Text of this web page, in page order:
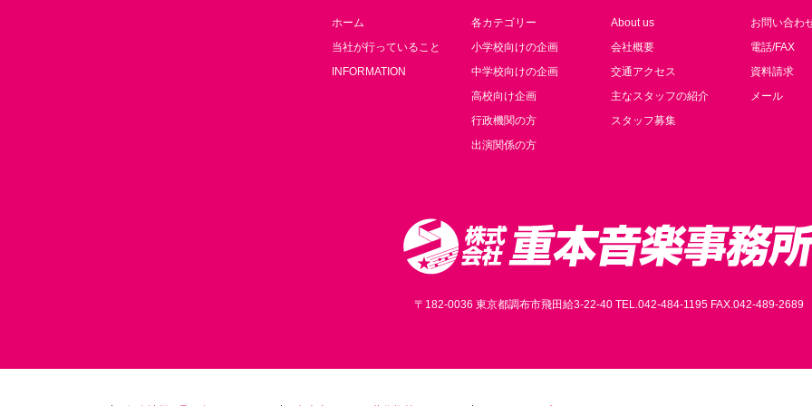
ホーム
当社が行っていること
INFORMATION
各カテゴリー
小学校向けの企画
中学校向けの企画
高校向け企画
行政機関の方
出演関係の方
About us
会社概要
交通アクセス
主なスタッフの紹介
スタッフ募集
お問い合わ
電話/FAX
資料請求
メール
〒182-0036 東京都調布市飛田給3-22-40 TEL.042-484-1195 FAX.042-489-2689